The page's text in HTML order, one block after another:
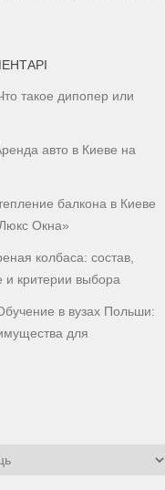
такое дипопер или
авто в Киеве на
балкона в Киеве
Окна»
колбаса: состав,
и критерии выбора
в вузах Польши:
для